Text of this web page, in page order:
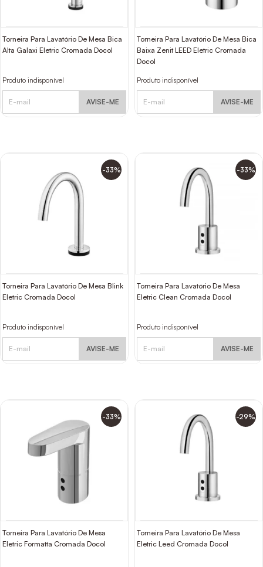
Torneira Para Lavatório De Mesa Bica
Alta Galaxi Eletric Cromada Docol
Produto indisponível
AVISE-ME
Torneira Para Lavatório De Mesa Bica
Baixa Zenit LEED Eletric Cromada
Docol
Produto indisponível
AVISE-ME
-33%
Torneira Para Lavatório De Mesa Blink
Eletric Cromada Docol
Produto indisponível
AVISE-ME
-33%
Torneira Para Lavatório De Mesa
Eletric Clean Cromada Docol
Produto indisponível
AVISE-ME
-33%
Torneira Para Lavatório De Mesa
Eletric Formatta Cromada Docol
-29%
Torneira Para Lavatório De Mesa
Eletric Leed Cromada Docol